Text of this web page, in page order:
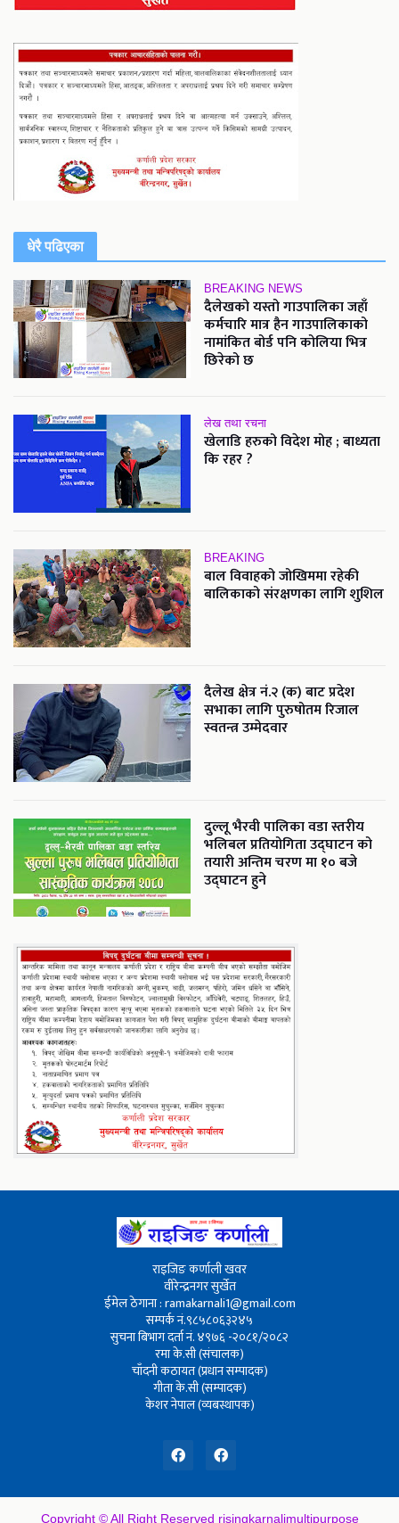
धेरै पढिएका
BREAKING NEWS
दैलेखको यस्तो गाउपालिका जहाँ
कर्मचारि मात्र हैन गाउपालिकाको
नामांकित बोर्ड पनि कोलिया भित्र
छिरेको छ
लेख तथा रचना
खेलाडि हरुको विदेश मोह ; बाध्यता
कि रहर ?
BREAKING
बाल विवाहको जोखिममा रहेकी
बालिकाको संरक्षणका लागि शुशिल
दैलेख क्षेत्र नं.२ (क) बाट प्रदेश
सभाका लागि पुरुषोतम रिजाल
स्वतन्त्र उम्मेदवार
दुल्लू भैरवी पालिका वडा स्तरीय
भलिबल प्रतियोगिता उद्घाटन को
तयारी अन्तिम चरण मा १० बजे
उद्घाटन हुने
राइजिङ कर्णाली खवर
वीरेन्द्रनगर सुर्खेत
ईमेल ठेगाना : ramakarnali1@gmail.com
सम्पर्क नं.९८५८०६३२४५
सुचना बिभाग दर्ता नं. ४९७६ -२०८१/२०८२
रमा के.सी (संचालक)
चाँदनी कठायत (प्रधान सम्पादक)
गीता के.सी (सम्पादक)
केशर नेपाल (व्यबस्थापक)
Copyright © All Right Reserved risingkarnalimultipurpose